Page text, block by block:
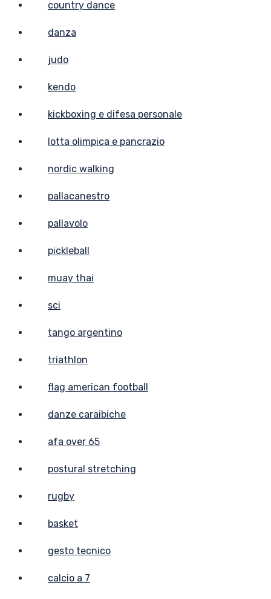
country dance
danza
judo
kendo
kickboxing e difesa personale
lotta olimpica e pancrazio
nordic walking
pallacanestro
pallavolo
pickleball
muay thai
sci
tango argentino
triathlon
flag american football
danze caraibiche
afa over 65
postural stretching
rugby
basket
gesto tecnico
calcio a 7